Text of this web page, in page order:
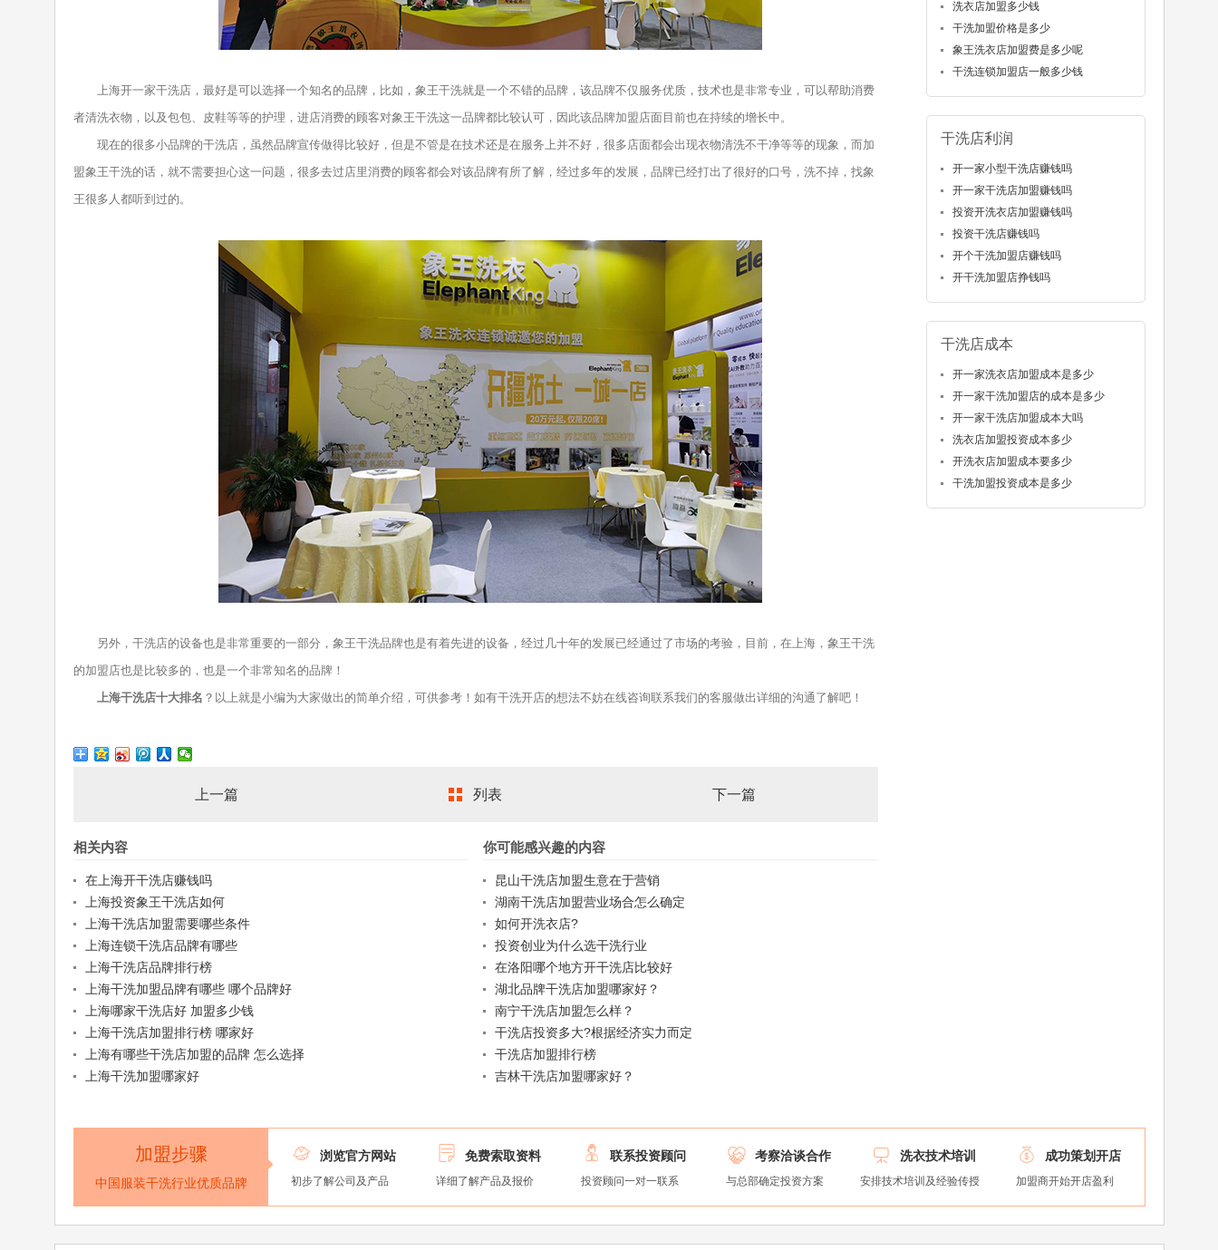
上海开一家干洗店，最好是可以选择一个知名的品牌，比如，象王干洗就是一个不错的品牌，该品牌不仅服务优质，技术也是非常专业，可以帮助消费
者清洗衣物，以及包包、皮鞋等等的护理，进店消费的顾客对象王干洗这一品牌都比较认可，因此该品牌加盟店面目前也在持续的增长中。
现在的很多小品牌的干洗店，虽然品牌宣传做得比较好，但是不管是在技术还是在服务上并不好，很多店面都会出现衣物清洗不干净等等的现象，而加
盟象王干洗的话，就不需要担心这一问题，很多去过店里消费的顾客都会对该品牌有所了解，经过多年的发展，品牌已经打出了很好的口号，洗不掉，找象
王很多人都听到过的。
另外，干洗店的设备也是非常重要的一部分，象王干洗品牌也是有着先进的设备，经过几十年的发展已经通过了市场的考验，目前，在上海，象王干洗
的加盟店也是比较多的，也是一个非常知名的品牌！
上海干洗店十大排名 ？以上就是小编为大家做出的简单介绍，可供参考！如有干洗开店的想法不妨在线咨询联系我们的客服做出详细的沟通了解吧！
上一篇 列表 下一篇
相关内容
在上海开干洗店赚钱吗
上海投资象王干洗店如何
上海干洗店加盟需要哪些条件
上海连锁干洗店品牌有哪些
上海干洗店品牌排行榜
上海干洗加盟品牌有哪些 哪个品牌好
上海哪家干洗店好 加盟多少钱
上海干洗店加盟排行榜 哪家好
上海有哪些干洗店加盟的品牌 怎么选择
上海干洗加盟哪家好
你可能感兴趣的内容
昆山干洗店加盟生意在于营销
湖南干洗店加盟营业场合怎么确定
如何开洗衣店?
投资创业为什么选干洗行业
在洛阳哪个地方开干洗店比较好
湖北品牌干洗店加盟哪家好？
南宁干洗店加盟怎么样？
干洗店投资多大?根据经济实力而定
干洗店加盟排行榜
吉林干洗店加盟哪家好？
洗衣店加盟多少钱
干洗加盟价格是多少
象王洗衣店加盟费是多少呢
干洗连锁加盟店一般多少钱
干洗店利润
开一家小型干洗店赚钱吗
开一家干洗店加盟赚钱吗
投资开洗衣店加盟赚钱吗
投资干洗店赚钱吗
开个干洗加盟店赚钱吗
开干洗加盟店挣钱吗
干洗店成本
开一家洗衣店加盟成本是多少
开一家干洗加盟店的成本是多少
开一家干洗店加盟成本大吗
洗衣店加盟投资成本多少
开洗衣店加盟成本要多少
干洗加盟投资成本是多少
加盟步骤
中国服装干洗行业优质品牌
 浏览官方网站
初步了解公司及产品
 免费索取资料
详细了解产品及报价
 联系投资顾问
投资顾问一对一联系
 考察洽谈合作
与总部确定投资方案
 洗衣技术培训
安排技术培训及经验传授
 成功策划开店
加盟商开始开店盈利